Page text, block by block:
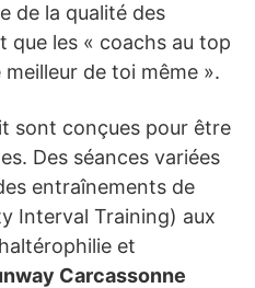
de la qualité des
les « coachs au top
de toi même ».
sont conçues pour être
Des séances variées
entraînements de
Interval Training) aux
et
Carcassonne